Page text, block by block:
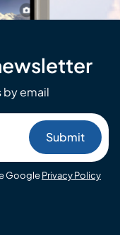
by email
GooglePrivacy Policy